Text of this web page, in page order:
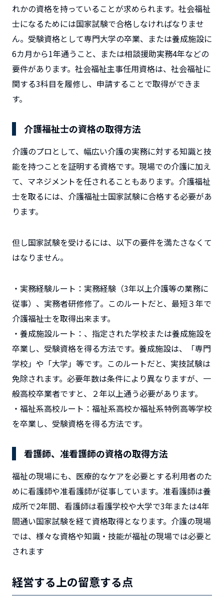
れかの資格を持っていることが求められます。社会福祉
士になるためには国家試験で合格しなければなりませ
ん。受験資格として専門大学の卒業、または養成施設に
6カ月から1年通うこと、または相談援助実務4年などの
要件があります。社会福祉主事任用資格は、社会福祉に
関する3科目を履修し、申請することで取得ができま
す。
介護福祉士の資格の取得方法
介護のプロとして、幅広い介護の実務に対する知識と技
能を持つことを証明する資格です。現場での介護に加え
て、マネジメントを任されることもあります。介護福祉
士を取るには、介護福祉士国家試験に合格する必要があ
ります。
但し国家試験を受けるには、以下の要件を満たさなくて
はなりません。
・実務経験ルート：実務経験（3年以上介護等の業務に
従事）、実務者研修修了。このルートだと、最短３年で
介護福祉士を取得出来ます。
・養成施設ルート：、指定された学校または養成施設を
卒業し、受験資格を得る方法です。養成施設は、「専門
学校」や「大学」等です。このルートだと、実技試験は
免除されます。必要年数は条件により異なりますが、一
般高校卒業者ですと、２年以上通う必要があります。
・福祉系高校ルート：福祉系高校か福祉系特例高等学校
を卒業し、受験資格を得る方法です。
看護師、准看護師の資格の取得方法
福祉の現場にも、医療的なケアを必要とする利用者のた
めに看護師や准看護師が従事しています。准看護師は養
成所で2年間、看護師は看護学校や大学で3年または4年
間通い国家試験を経て資格取得となります。介護の現場
では、様々な資格や知識・技能が福祉の現場では必要と
されます
経営する上の留意する点